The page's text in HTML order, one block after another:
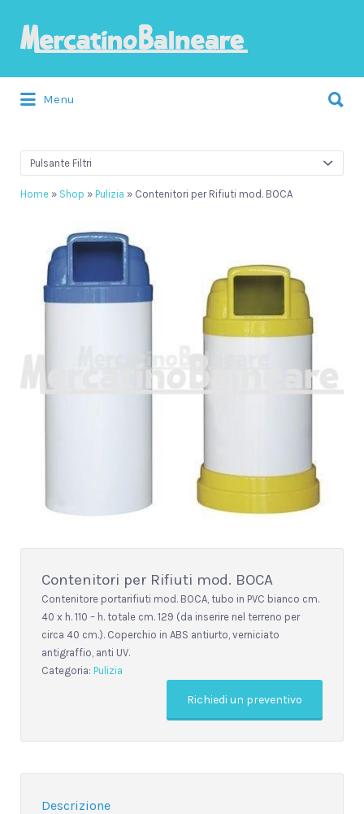
Menu
Pulsante Filtri
Home » Shop » Pulizia » Contenitori per Rifiuti mod. BOCA
Contenitori per Rifiuti mod. BOCA
Contenitore portarifiuti mod. BOCA, tubo in PVC bianco cm.
40 x h. 110 – h. totale cm. 129 (da inserire nel terreno per
circa 40 cm.). Coperchio in ABS antiurto, verniciato
antigraffio, anti UV.
Categoria: Pulizia
Richiedi un preventivo
Descrizione